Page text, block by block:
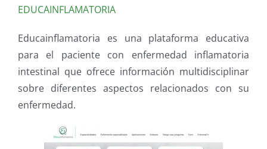
EDUCAINFLAMATORIA
Educainflamatoria es una plataforma educativa
para el paciente con enfermedad inflamatoria
intestinal que ofrece información multidisciplinar
sobre diferentes aspectos relacionados con su
enfermedad.